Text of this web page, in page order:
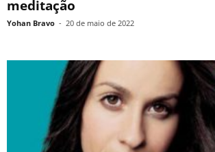
meditação
Yohan Bravo - 20 de maio de 2022